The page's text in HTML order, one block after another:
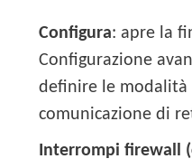
Configura: apre la
Configurazione
definire le modalità
comunicazione di
Interrompi firewall